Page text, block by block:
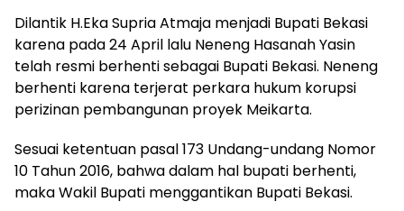
Dilantik H.Eka Supria Atmaja menjadi Bupati Bekasi
karena pada 24 April lalu Neneng Hasanah Yasin
telah resmi berhenti sebagai Bupati Bekasi. Neneng
berhenti karena terjerat perkara hukum korupsi
perizinan pembangunan proyek Meikarta.
Sesuai ketentuan pasal 173 Undang-undang Nomor
10 Tahun 2016, bahwa dalam hal bupati berhenti,
maka Wakil Bupati menggantikan Bupati Bekasi.